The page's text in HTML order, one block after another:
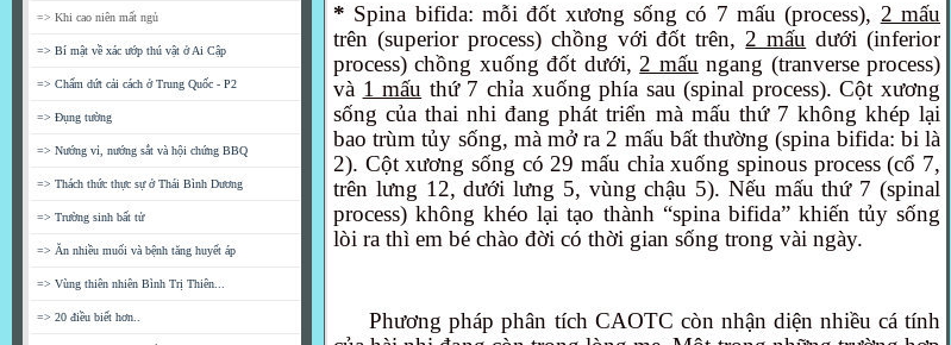
=> Khi cao niên mất ngủ
=> Bí mật về xác ướp thú vật ở Ai Cập
=> Chấm dứt cải cách ở Trung Quốc - P2
=> Đụng tường
=> Nướng vỉ, nướng sắt và hội chứng BBQ
=> Thách thức thực sự ở Thái Bình Dương
=> Trường sinh bất tử
=> Ăn nhiều muối và bệnh tăng huyết áp
=> Vùng thiên nhiên Bình Trị Thiên...
=> 20 điều biết hơn..
* Spina bifida: mỗi đốt xương sống có 7 mấu (process), 2 mấu
trên (superior process) chồng với đốt trên,2 mấu dưới (inferior
process) chồng xuống đốt dưới,2 mấu ngang (tranverse process)
và 1 mấu thứ 7 chỉa xuống phía sau (spinal process). Cột xương
sống của thai nhi đang phát triển mà mấu thứ 7 không khép lại
bao trùm tủy sống, mà mở ra 2 mấu bất thường (spina bifida: bi là
2). Cột xương sống có 29 mấu chỉa xuống spinous process (cổ 7,
trên lưng 12, dưới lưng 5, vùng chậu 5). Nếu mấu thứ 7 (spinal
process) không khéo lại tạo thành “spina bifida” khiến tủy sống
lòi ra thì em bé chào đời có thời gian sống trong vài ngày.
Phương pháp phân tích CAOTC còn nhận diện nhiều cá tính